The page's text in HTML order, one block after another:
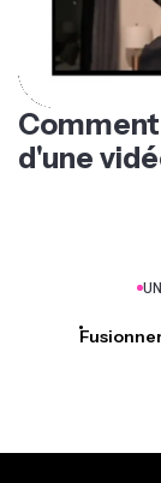
Comment
d'une